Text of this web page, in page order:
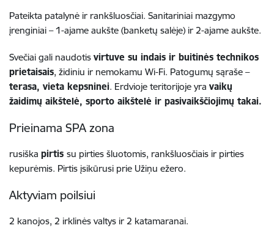
Pateikta patalynė ir rankšluosčiai. Sanitariniai mazgymo
įrenginiai – 1-ajame aukšte (banketų salėje) ir 2-ajame aukšte.
Svečiai gali naudotis virtuve su indais ir buitinės technikos
prietaisais, židiniu ir nemokamu Wi-Fi. Patogumų sąraše –
terasa, vieta kepsninei. Erdvioje teritorijoje yra vaikų
žaidimų aikštelė, sporto aikštelė ir pasivaikščiojimų takai.
Prieinama SPA zona
rusiška pirtis su pirties šluotomis, rankšluosčiais ir pirties
kepurėmis. Pirtis įsikūrusi prie Užiņu ežero.
Aktyviam poilsiui
2 kanojos, 2 irklinės valtys ir 2 katamaranai.